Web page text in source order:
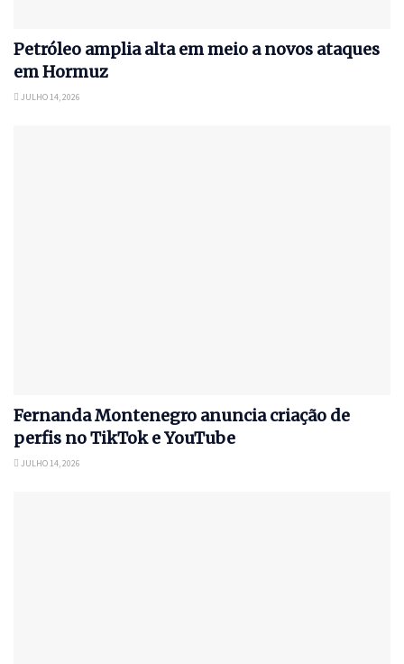
Petróleo amplia alta em meio a novos ataques
em Hormuz
JULHO 14, 2026
Fernanda Montenegro anuncia criação de
perfis no TikTok e YouTube
JULHO 14, 2026